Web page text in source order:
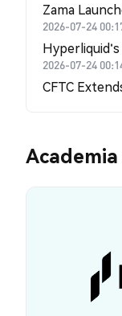
Zama
2026-07-24
Hyperliquid's
2026-07-24
CFTC
Academia